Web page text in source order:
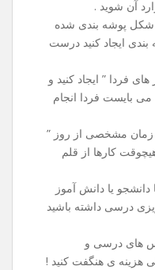
آن شوید .
شکل پوشه بندی شده
تا ۵ سطح پوشه بندی ایجاد کنید درست
فردا ” ایجاد کنید و
بایست فردا انجام
زمان مشخصی از روز ”
کارها از قلم
یا دانش آموز
درسی داشته باشید
های درسی و
هزینه ی هنگفت کنید !